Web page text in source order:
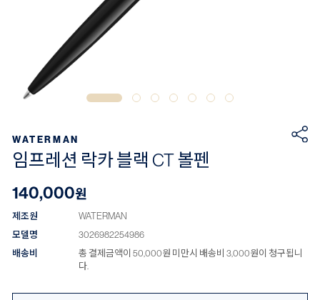
WATERMAN
임프레션 락카 블랙 CT 볼펜
140,000원
제조원
WATERMAN
모델명
3026982254986
배송비
총 결제금액이 50,000원 미만시 배송비 3,000원이 청구됩니
다.